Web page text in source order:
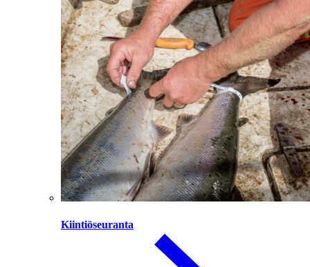
Kiintiöseuranta